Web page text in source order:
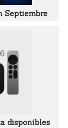
Septiembre
disponibles